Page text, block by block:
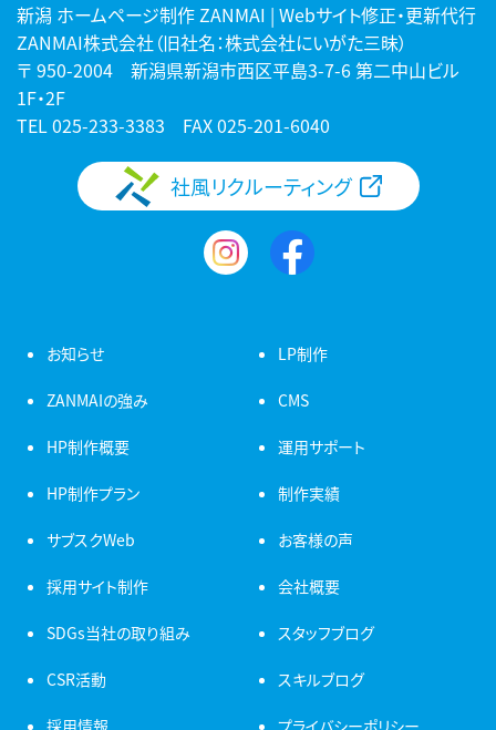
新潟 ホームページ制作 ZANMAI | Webサイト修正・更新代行
ZANMAI株式会社（旧社名：株式会社にいがた三昧）
〒 950-2004 新潟県新潟市西区平島3-7-6 第二中山ビル
1F・2F
TEL025-233-3383 FAX 025-201-6040
社風リクルーティング
お知らせ
ZANMAIの強み
HP制作概要
HP制作プラン
サブスクWeb
採用サイト制作
LP制作
CMS
運用サポート
制作実績
お客様の声
会社概要
SDGs当社の取り組み
CSR活動
スタッフブログ
スキルブログ